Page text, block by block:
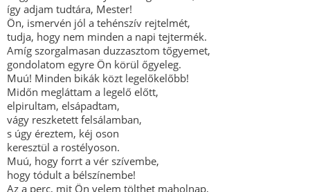
így adjam tudtára, Mester!
Ön, ismervén jól a tehénszív rejtelmét,
tudja, hogy nem minden a napi tejtermék.
Amíg szorgalmasan duzzasztom tőgyemet,
gondolatom egyre Ön körül őgyeleg.
Muú! Minden bikák közt legelőkelőbb!
Midőn megláttam a legelő előtt,
elpirultam, elsápadtam,
vágy reszketett felsálamban,
s úgy éreztem, kéj oson
keresztül a rostélyoson.
Muú, hogy forrt a vér szívembe,
hogy tódult a bélszínembe!
Az a perc, mit Ön velem tölthet maholnap,